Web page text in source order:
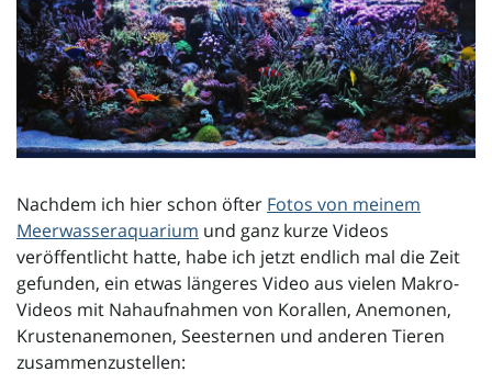
e
a
Nachdem ich hier schon öfter Fotos von meinem
Meerwasseraquarium und ganz kurze Videos
veröffentlicht hatte, habe ich jetzt endlich mal die Zeit
gefunden, ein etwas längeres Video aus vielen Makro-
Videos mit Nahaufnahmen von Korallen, Anemonen,
Krustenanemonen, Seesternen und anderen Tieren
zusammenzustellen: